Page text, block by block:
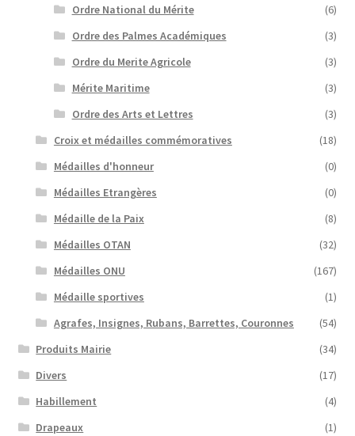
Ordre National du Mérite
(6)
Ordre des Palmes Académiques
(3)
Ordre du Merite Agricole
(3)
Mérite Maritime
(3)
Ordre des Arts et Lettres
(3)
Croix et médailles commémoratives
(18)
Médailles d'honneur
(0)
Médailles Etrangères
(0)
Médaille de la Paix
(8)
Médailles OTAN
(32)
Médailles ONU
(167)
Médaille sportives
(1)
Agrafes, Insignes, Rubans, Barrettes, Couronnes
(54)
Produits Mairie
(34)
Divers
(17)
Habillement
(4)
Drapeaux
(1)